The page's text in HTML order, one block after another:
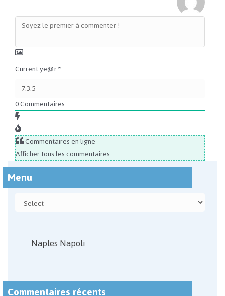
Current ye@r*
0Commentaires
Commentaires en ligne
Afficher tous les commentaires
Menu
Naples Napoli
Commentaires récents